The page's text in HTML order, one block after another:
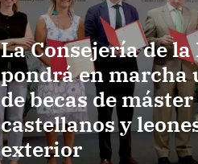
La Consejería de
pondrá en marcha
de becas de
castellanos y
exterior